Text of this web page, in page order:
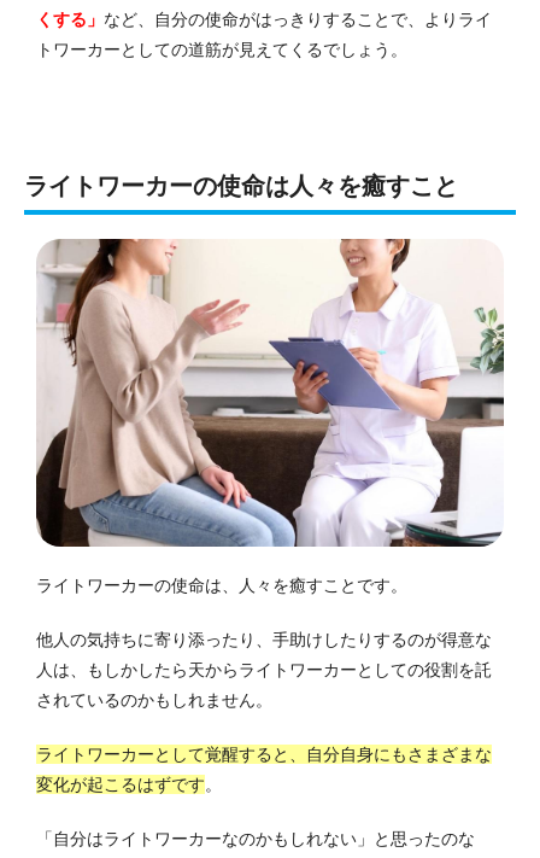
くする」 など、自分の使命がはっきりすることで、よりライ
トワーカーとしての道筋が見えてくるでしょう。
ライトワーカーの使命は人々を癒すこと
ライトワーカーの使命は、人々を癒すことです。
他人の気持ちに寄り添ったり、手助けしたりするのが得意な
人は、もしかしたら天からライトワーカーとしての役割を託
されているのかもしれません。
ライトワーカーとして覚醒すると、自分自身にもさまざまな
変化が起こるはずです。
「自分はライトワーカーなのかもしれない」と思ったのな